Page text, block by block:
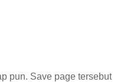
pun. Save page tersebut